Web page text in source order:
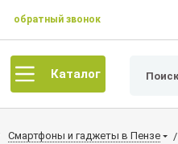
обратный звонок
Каталог
Смартфоны и гаджеты в Пензе